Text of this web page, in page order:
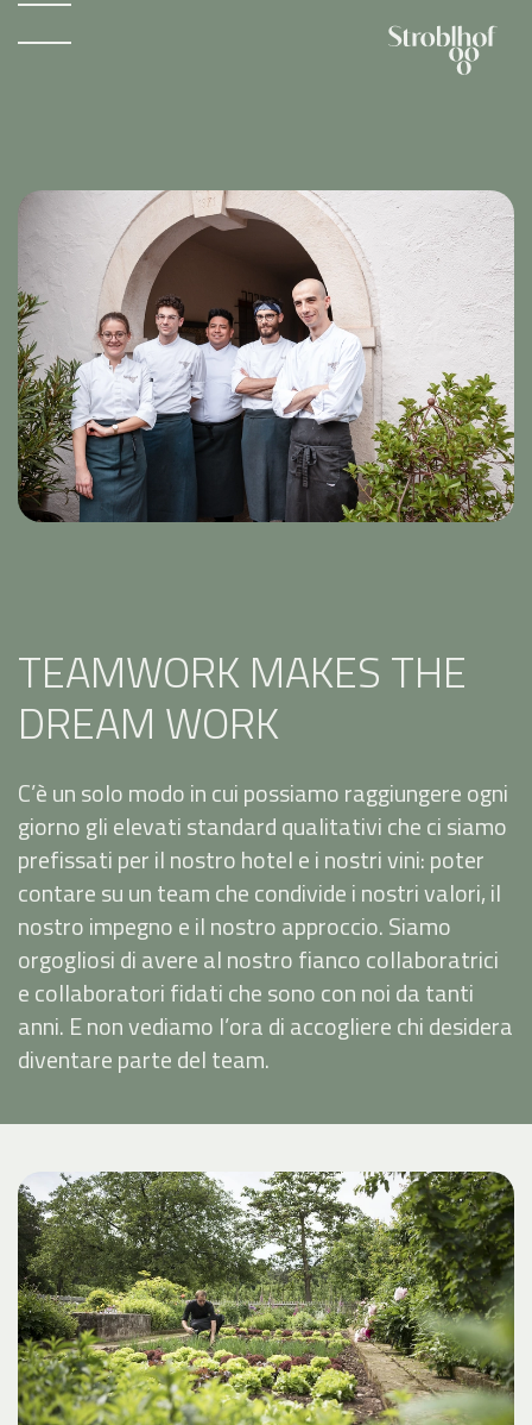
TEAMWORK MAKES THE
DREAM WORK
C’è un solo modo in cui possiamo raggiungere ogni
giorno gli elevati standard qualitativi che ci siamo
prefissati per il nostro hotel e i nostri vini: poter
contare su un team che condivide i nostri valori, il
nostro impegno e il nostro approccio. Siamo
orgogliosi di avere al nostro fianco collaboratrici
e collaboratori fidati che sono con noi da tanti
anni. E non vediamo l’ora di accogliere chi desidera
diventare parte del team.